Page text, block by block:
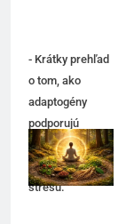
- Krátky prehľad
o tom, ako
adaptogény
podporujú
energiu a
zvládanie
stresu.